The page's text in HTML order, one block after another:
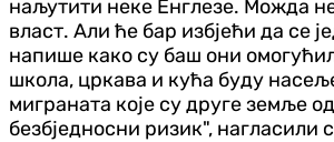
наљутити неке Енглезе. Можда
власт. Али ће бар избјећи да се
напише како су баш они
школа, цркава и кућа буду
миграната које су друге земље
безбједносни ризик", нагласили